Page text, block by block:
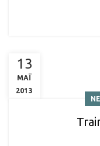
13
ΜΑΪ
2013